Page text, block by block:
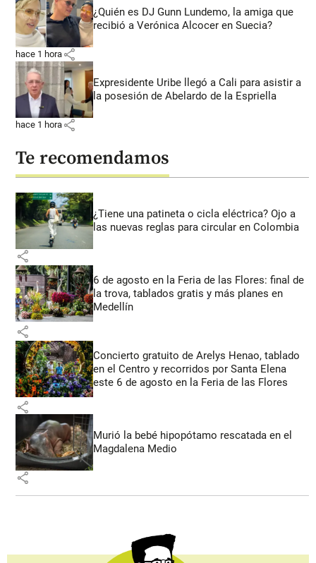
¿Quién es DJ Gunn Lundemo, la amiga que
recibió a Verónica Alcocer en Suecia?
hace 1 hora share
Expresidente Uribe llegó a Cali para asistir a
la posesión de Abelardo de la Espriella
hace 1 hora share
Te recomendamos
¿Tiene una patineta o cicla eléctrica? Ojo a
las nuevas reglas para circular en Colombia
share
6 de agosto en la Feria de las Flores: final de
la trova, tablados gratis y más planes en
Medellín
share
Concierto gratuito de Arelys Henao, tablado
en el Centro y recorridos por Santa Elena
este 6 de agosto en la Feria de las Flores
share
Murió la bebé hipopótamo rescatada en el
Magdalena Medio
share